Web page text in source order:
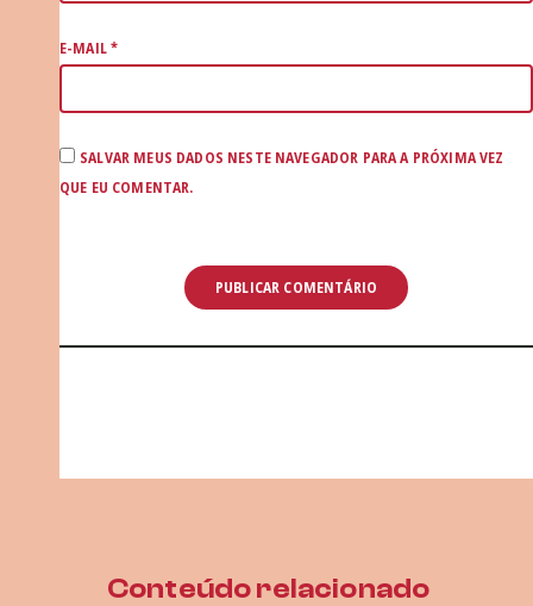
E-MAIL*
SALVAR MEUS DADOS NESTE NAVEGADOR PARA A PRÓXIMA VEZ
QUE EU COMENTAR.
Conteúdo relacionado